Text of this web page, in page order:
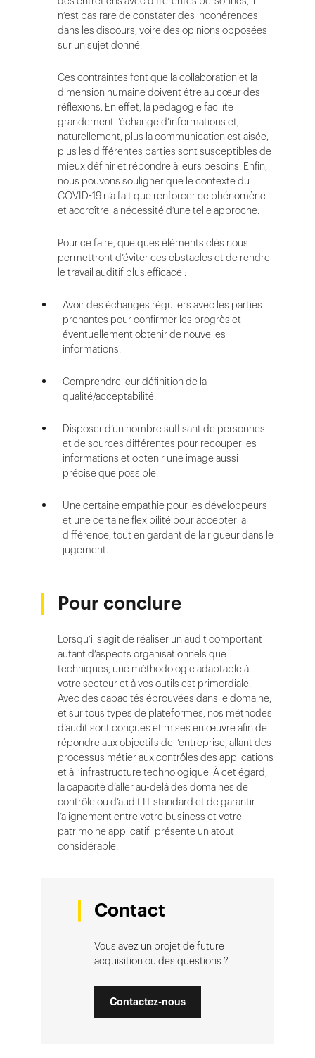
n’est pas rare de constater des incohérences
dans les discours, voire des opinions opposées
sur un sujet donné.
Ces contraintes font que la collaboration et la
dimension humaine doivent être au cœur des
réflexions. En effet, la pédagogie facilite
grandement l’échange d’informations et,
naturellement, plus la communication est aisée,
plus les différentes parties sont susceptibles de
mieux définir et répondre à leurs besoins. Enfin,
nous pouvons souligner que le contexte du
COVID-19 n’a fait que renforcer ce phénomène
et accroître la nécessité d’une telle approche.
Pour ce faire, quelques éléments clés nous
permettront d’éviter ces obstacles et de rendre
le travail auditif plus efficace :
Avoir des échanges réguliers avec les parties
prenantes pour confirmer les progrès et
éventuellement obtenir de nouvelles
informations.
Comprendre leur définition de la
qualité/acceptabilité.
Disposer d’un nombre suffisant de personnes
et de sources différentes pour recouper les
informations et obtenir une image aussi
précise que possible.
Une certaine empathie pour les développeurs
et une certaine flexibilité pour accepter la
différence, tout en gardant de la rigueur dans le
jugement.
Pour conclure
Lorsqu’il s’agit de réaliser un audit comportant
autant d’aspects organisationnels que
techniques, une méthodologie adaptable à
votre secteur et à vos outils est primordiale.
Avec des capacités éprouvées dans le domaine,
et sur tous types de plateformes, nos méthodes
d’audit sont conçues et mises en œuvre afin de
répondre aux objectifs de l’entreprise, allant des
processus métier aux contrôles des applications
et à l’infrastructure technologique. À cet égard,
la capacité d’aller au-delà des domaines de
contrôle ou d’audit IT standard et de garantir
l’alignement entre votre business et votre
patrimoine applicatif présente un atout
considérable.
Contact
Vous avez un projet de future
acquisition ou des questions ?
Contactez-nous